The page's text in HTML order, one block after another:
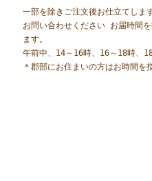
一部を除きご注文後お仕立てしま
お問い合わせください お届時間
ます。
午前中、14～16時、16～18時、
＊郡部にお住まいの方はお時間を